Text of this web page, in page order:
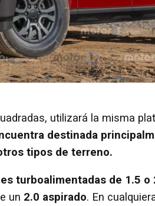
utilizará la misma
destinada
tipos de terreno.
turboalimentadas de 1.5 o
un 2.0 aspirado. En